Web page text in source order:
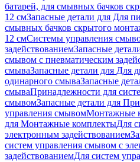
батарей, для смывных бачков
12 смЗапасные детали для Для
смывных бачков скрытого
12 смСистемы управления
задействованиемЗапасные
смывом с пневматическим
смываЗапасные детали для Для
одинарного смываЗапасные
смываПринадлежности для
смывомЗапасные детали для
управления смывомМонтажные
для Монтажные комплектыДля
электронным задействованием
систем управления смывом с
задействованиемДля систем